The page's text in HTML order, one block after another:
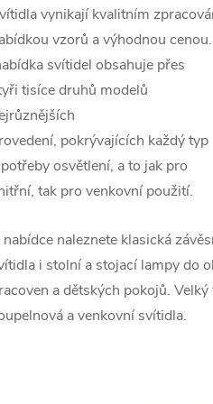
vynikají kvalitním
vzorů a výhodnou
svítidel obsahuje přes
tisíce druhů modelů
pokrývajících každý typ
osvětlení, a to jak pro
tak pro venkovní použití.
naleznete klasická
i stolní a stojací lampy do
a dětských pokojů.
a venkovní svítidla.